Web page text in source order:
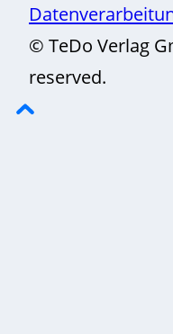
© TeDo Verlag
reserved.